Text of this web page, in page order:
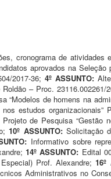
cronograma de
aprovados na
2017-36;4º ASSUNTO:
– Proc. 23116.002261/
“Modelos de homens na
estudos organizacionais”
Projeto de Pesquisa “Gestão
10º ASSUNTO:Solicitação
Informativo sobre
14º ASSUNTO: Edital
Prof. Alexandre;16º
Administrativos no